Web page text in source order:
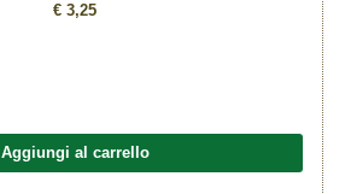
€ 3,25
Aggiungi al carrello